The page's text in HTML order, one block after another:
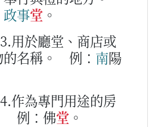
政事堂 。
3.用於廳堂、商店或
名稱。
例： 南陽
4.作為專門用途的房
例：佛堂 。